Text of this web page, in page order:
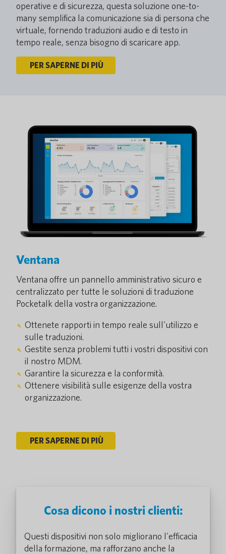
operative e di sicurezza, questa soluzione one-to-
many semplifica la comunicazione sia di persona che
virtuale, fornendo traduzioni audio e di testo in
tempo reale, senza bisogno di scaricare app.
PER SAPERNE DI PIÙ
Ventana
Ventana offre un pannello amministrativo sicuro e
centralizzato per tutte le soluzioni di traduzione
Pocketalk della vostra organizzazione.
Ottenete rapporti in tempo reale sull'utilizzo e
sulle traduzioni.
Gestite senza problemi tutti i vostri dispositivi con
il nostro MDM.
Garantire la sicurezza e la conformità.
Ottenere visibilità sulle esigenze della vostra
organizzazione.
PER SAPERNE DI PIÙ
Cosa dicono i nostri clienti:
Questi dispositivi non solo migliorano l'efficacia
della formazione, ma rafforzano anche la